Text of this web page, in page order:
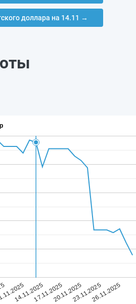
доллара на 14.11 →
14.11.202517.11.202520.11.202523.11.202526.11.2025